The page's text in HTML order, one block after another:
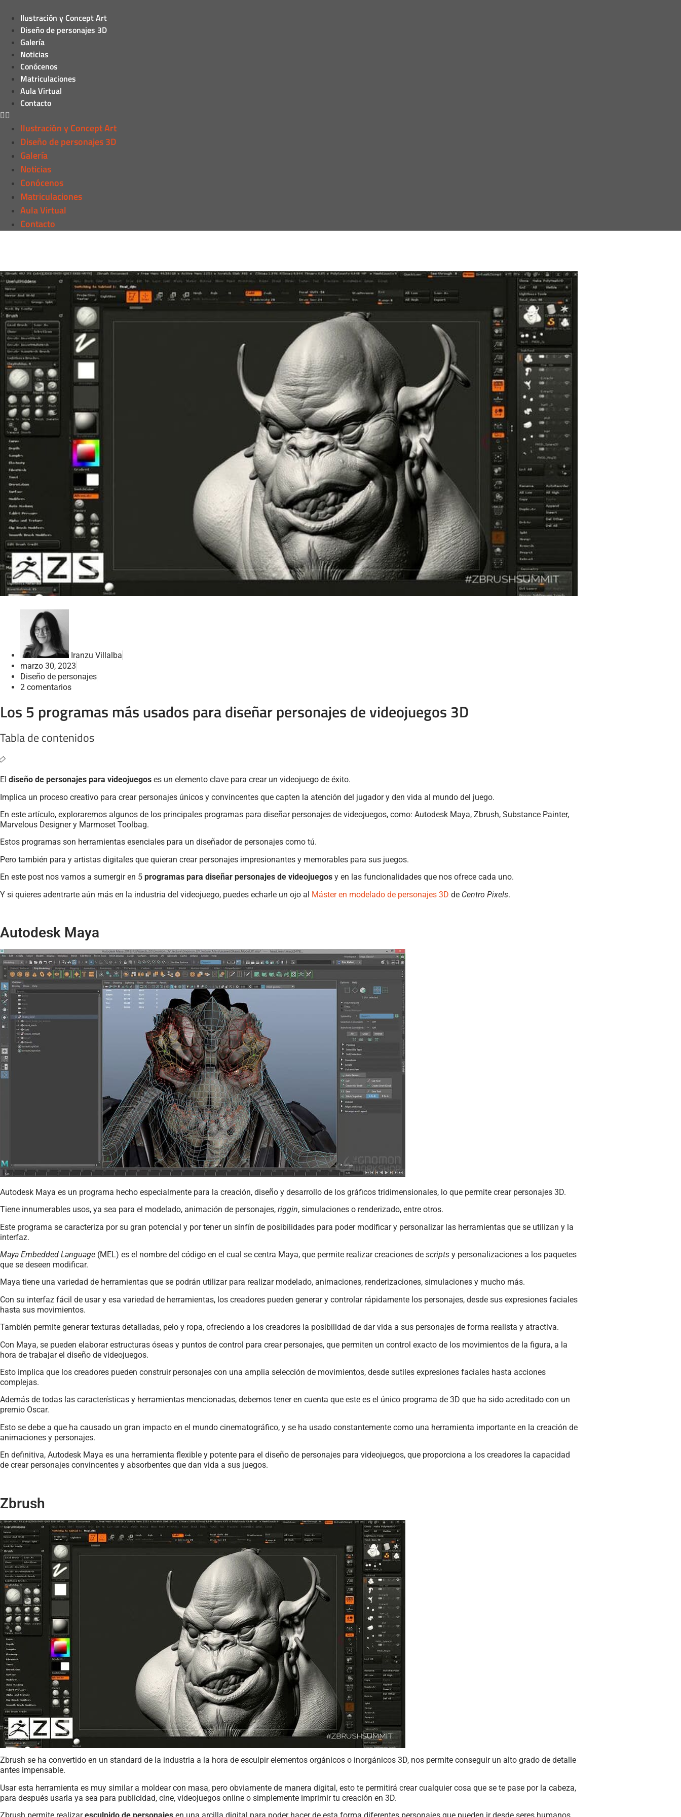
Ilustración y Concept Art
Diseño de personajes 3D
Galería
Noticias
Conócenos
Matriculaciones
Aula Virtual
Contacto
Ilustración y Concept Art
Diseño de personajes 3D
Galería
Noticias
Conócenos
Matriculaciones
Aula Virtual
Contacto
Iranzu Villalba
marzo 30, 2023
Diseño de personajes
2 comentarios
Los 5 programas más usados para diseñar personajes de videojuegos 3D
Tabla de contenidos
El diseño de personajes para videojuegos es un elemento clave para crear un videojuego de éxito.
Implica un proceso creativo para crear personajes únicos y convincentes que capten la atención del jugador y den vida al mundo del juego.
En este artículo, exploraremos algunos de los principales programas para diseñar personajes de videojuegos, como: Autodesk Maya, Zbrush, Substance Painter,
Marvelous Designer y Marmoset Toolbag.
Estos programas son herramientas esenciales para un diseñador de personajes como tú.
Pero también para y artistas digitales que quieran crear personajes impresionantes y memorables para sus juegos.
En este post nos vamos a sumergir en 5 programas para diseñar personajes de videojuegos y en las funcionalidades que nos ofrece cada uno.
Y si quieres adentrarte aún más en la industria del videojuego, puedes echarle un ojo al Máster en modelado de personajes 3D de Centro Pixels.
Autodesk Maya
Autodesk Maya es un programa hecho especialmente para la creación, diseño y desarrollo de los gráficos tridimensionales, lo que permite crear personajes 3D.
Tiene innumerables usos, ya sea para el modelado, animación de personajes, riggin, simulaciones o renderizado, entre otros.
Este programa se caracteriza por su gran potencial y por tener un sinfín de posibilidades para poder modificar y personalizar las herramientas que se utilizan y la
interfaz.
Maya Embedded Language (MEL) es el nombre del código en el cual se centra Maya, que permite realizar creaciones de scripts y personalizaciones a los paquetes
que se deseen modificar.
Maya tiene una variedad de herramientas que se podrán utilizar para realizar modelado, animaciones, renderizaciones, simulaciones y mucho más.
Con su interfaz fácil de usar y esa variedad de herramientas, los creadores pueden generar y controlar rápidamente los personajes, desde sus expresiones faciales
hasta sus movimientos.
También permite generar texturas detalladas, pelo y ropa, ofreciendo a los creadores la posibilidad de dar vida a sus personajes de forma realista y atractiva.
Con Maya, se pueden elaborar estructuras óseas y puntos de control para crear personajes, que permiten un control exacto de los movimientos de la figura, a la
hora de trabajar el diseño de videojuegos.
Esto implica que los creadores pueden construir personajes con una amplia selección de movimientos, desde sutiles expresiones faciales hasta acciones
complejas.
Además de todas las características y herramientas mencionadas, debemos tener en cuenta que este es el único programa de 3D que ha sido acreditado con un
premio Oscar.
Esto se debe a que ha causado un gran impacto en el mundo cinematográfico, y se ha usado constantemente como una herramienta importante en la creación de
animaciones y personajes.
En definitiva, Autodesk Maya es una herramienta flexible y potente para el diseño de personajes para videojuegos, que proporciona a los creadores la capacidad
de crear personajes convincentes y absorbentes que dan vida a sus juegos.
Zbrush
Zbrush se ha convertido en un standard de la industria a la hora de esculpir elementos orgánicos o inorgánicos 3D, nos permite conseguir un alto grado de detalle
antes impensable.
Usar esta herramienta es muy similar a moldear con masa, pero obviamente de manera digital, esto te permitirá crear cualquier cosa que se te pase por la cabeza,
para después usarla ya sea para publicidad, cine, videojuegos online o simplemente imprimir tu creación en 3D.